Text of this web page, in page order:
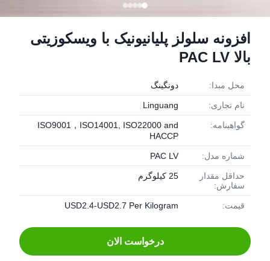
افزونه سلولز پلیانیونیک با ویسکوزیتی
بالا PAC LV
محل مبدا: دونگينگ
نام تجاری: Linguang
گواهینامه:
ISO9001，ISO14001, ISO22000 and
HACCP
شماره مدل: PAC LV
حداقل مقدار
سفارش:
25 کیلوگرم
قیمت: USD2.4-USD2.7 Per Kilogram
درخواست الان